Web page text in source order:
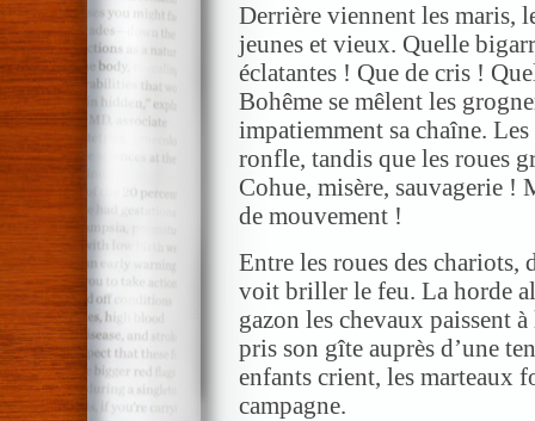
Derrière viennent les maris,
jeunes et vieux. Quelle
éclatantes ! Que de cris !
Bohême se mêlent les
impatiemment sa chaîne.
ronfle, tandis que les roues
Cohue, misère, sauvagerie !
de mouvement !
Entre les roues des chariots,
voit briller le feu. La horde
gazon les chevaux paissent
pris son gîte auprès d’une
enfants crient, les marteaux
campagne.